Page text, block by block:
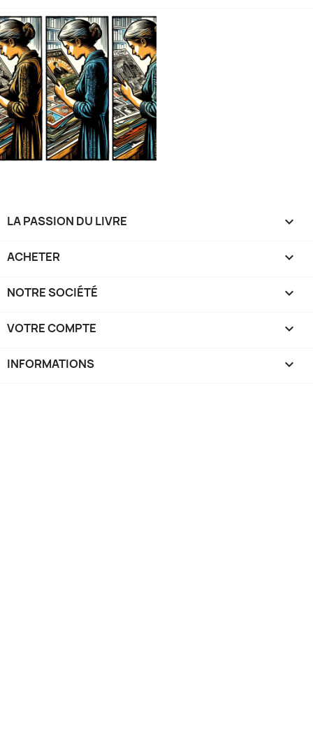
LA PASSION DU LIVRE 
ACHETER 
NOTRE SOCIÉTÉ 
VOTRE COMPTE 
INFORMATIONS keyboard_arrow_down